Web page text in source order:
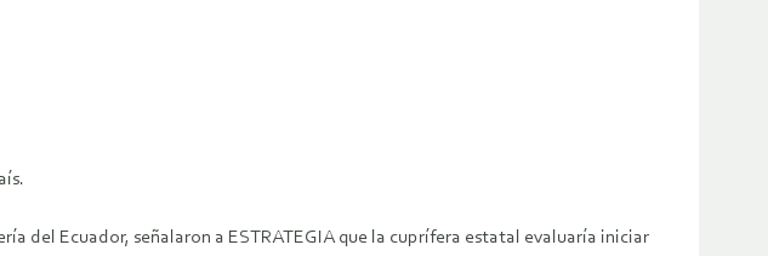
del Ecuador, señalaron a ESTRATEGIA que la cuprífera estatal evaluaría iniciar